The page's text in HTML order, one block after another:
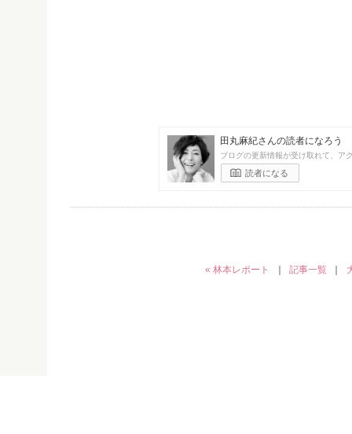
田丸麻紀さんの読者になろう
ブログの更新情報が受け取れて、ア
読者になる
« 林本レポート ｜記事一覧